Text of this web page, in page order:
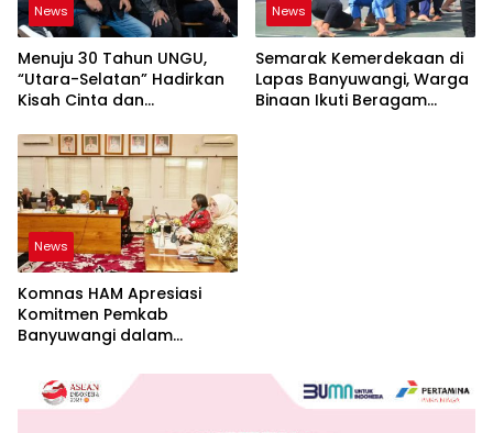
News
Menuju 30 Tahun UNGU,
“Utara-Selatan” Hadirkan
Kisah Cinta dan
News
Semarak Kemerdekaan di
Lapas Banyuwangi, Warga
Binaan Ikuti Beragam
News
Komnas HAM Apresiasi
Komitmen Pemkab
Banyuwangi dalam
Hak Asasi Manusia